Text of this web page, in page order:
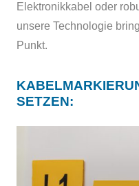
Elektronikkabel oder
unsere Technologie
Punkt.
ETZEN: